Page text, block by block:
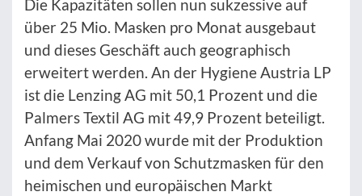
Die Kapazitäten sollen nun sukzessive auf
über 25 Mio. Masken pro Monat ausgebaut
und dieses Geschäft auch geographisch
erweitert werden. An der Hygiene Austria LP
ist die Lenzing AG mit 50,1 Prozent und die
Palmers Textil AG mit 49,9 Prozent beteiligt.
Anfang Mai 2020 wurde mit der Produktion
und dem Verkauf von Schutzmasken für den
heimischen und europäischen Markt